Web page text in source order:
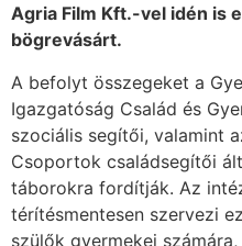
Agria Film Kft.-vel idén is
bögrevásárt.
A befolyt összegeket a
Igazgatóság Család és
szociális segítői, valamint
Csoportok családsegítői
táborokra fordítják. Az
térítésmentesen szervezi
szülők gyermekei